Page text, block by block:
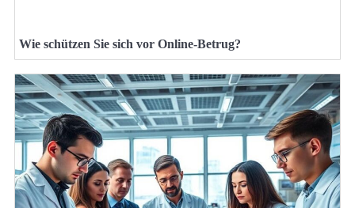
Wie schützen Sie sich vor Online-Betrug?